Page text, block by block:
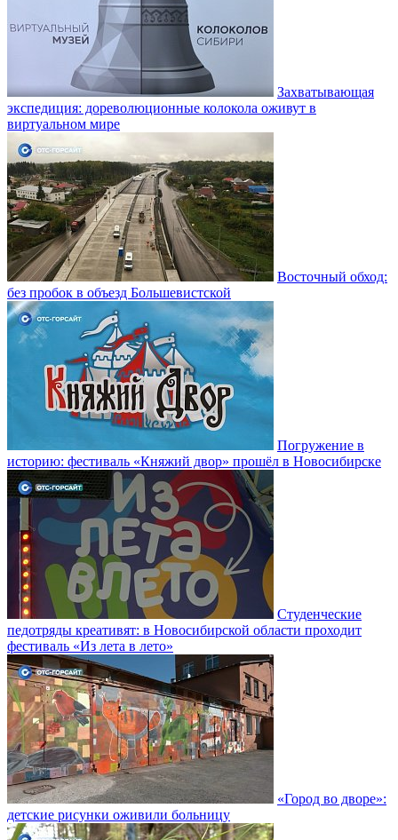
Захватывающая
экспедиция: дореволюционные колокола оживут в
виртуальном мире
Восточный обход:
без пробок в объезд Большевистской
Погружение в
историю: фестиваль «Княжий двор» прошёл в Новосибирске
Студенческие
педотряды креативят: в Новосибирской области проходит
фестиваль «Из лета в лето»
«Город во дворе»:
детские рисунки оживили больницу